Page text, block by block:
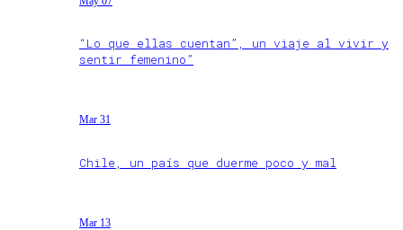
“Lo que ellas cuentan”, un viaje al vivir y
sentir femenino”
Mar 31
Chile, un país que duerme poco y mal
Mar 13